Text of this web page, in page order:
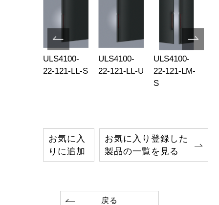
ULS4100-
22-121-LL-S
ULS4100-
22-121-LL-U
ULS4100-
22-121-LM-
S
お気に入
りに追加
お気に入り登録した
製品の一覧を見る
戻る